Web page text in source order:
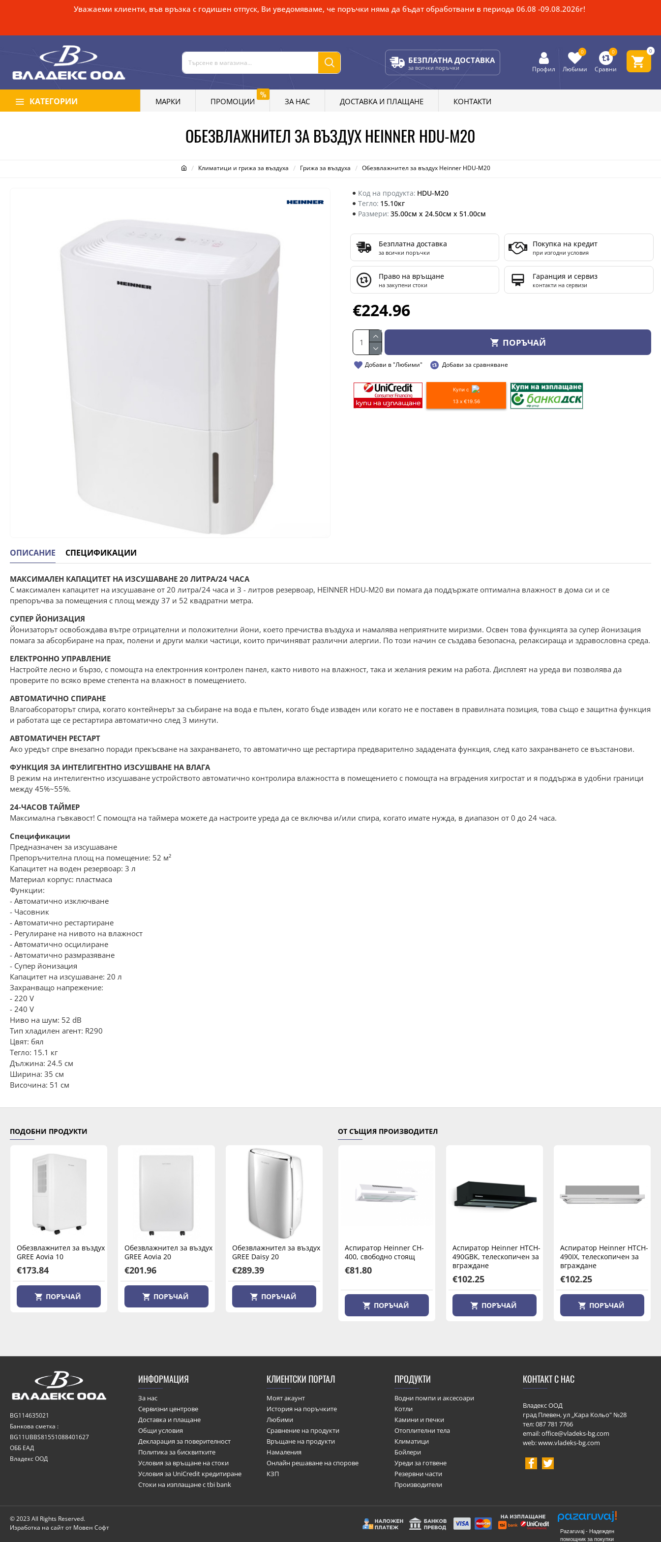
Уважаеми клиенти, във връзка с годишен отпуск, Ви уведомяваме, че поръчки няма да бъдат обработвани в периода 06.08 -09.08.2026г!
БЕЗПЛАТНА ДОСТАВКА
за всички поръчки Профил Любими
0
Сравни
0 0
КАТЕГОРИИ МАРКИ ПРОМОЦИИ
%
ЗА НАС ДОСТАВКА И ПЛАЩАНЕ КОНТАКТИ
Климатици и грижа за въздуха Грижа за въздуха Обезвлажнител за въздух Heinner HDU-M20
ОБЕЗВЛАЖНИТЕЛ ЗА ВЪЗДУХ HEINNER HDU-M20
Код на продукта: HDU-M20
Тегло: 15.10кг
Размери: 35.00см x 24.50см x 51.00см
€224.96
ПОРЪЧАЙ
Добави в "Любими" Добави за сравняване
Купи с
13 x €19.56
Безплатна доставка
за всички поръчки
Покупка на кредит
при изгодни условия
Право на връщане
на закупени стоки
Гаранция и сервиз
контакти на сервизи
ОПИСАНИЕ СПЕЦИФИКАЦИИ
МАКСИМАЛЕН КАПАЦИТЕТ НА ИЗСУШАВАНЕ 20 ЛИТРА/24 ЧАСА
С максимален капацитет на изсушаване от 20 литра/24 часа и 3 - литров резервоар, HEINNER HDU-M20 ви помага да поддържате оптимална влажност в дома си и се
препоръчва за помещения с площ между 37 и 52 квадратни метра.
СУПЕР ЙОНИЗАЦИЯ
Йонизаторът освобождава вътре отрицателни и положителни йони, което пречиства въздуха и намалява неприятните миризми. Освен това функцията за супер йонизация
помага за абсорбиране на прах, полени и други малки частици, които причиняват различни алергии. По този начин се създава безопасна, релаксираща и здравословна среда.
ЕЛЕКТРОННО УПРАВЛЕНИЕ
Настройте лесно и бързо, с помощта на електронния контролен панел, както нивото на влажност, така и желания режим на работа. Дисплеят на уреда ви позволява да
проверите по всяко време степента на влажност в помещението.
АВТОМАТИЧНО СПИРАНЕ
Влагоабсораторът спира, когато контейнерът за събиране на вода е пълен, когато бъде изваден или когато не е поставен в правилната позиция, това също е защитна функция
и работата ще се рестартира автоматично след 3 минути.
АВТОМАТИЧЕН РЕСТАРТ
Ако уредът спре внезапно поради прекъсване на захранването, то автоматично ще рестартира предварително зададената функция, след като захранването се възстанови.
ФУНКЦИЯ ЗА ИНТЕЛИГЕНТНО ИЗСУШВАНЕ НА ВЛАГА
В режим на интелигентно изсушаване устройството автоматично контролира влажността в помещението с помощта на вградения хигростат и я поддържа в удобни граници
между 45%~55%.
24-ЧАСОВ ТАЙМЕР
Максимална гъвкавост! С помощта на таймера можете да настроите уреда да се включва и/или спира, когато имате нужда, в диапазон от 0 до 24 часа.
Спецификации
Предназначен за изсушаване
Препоръчителна площ на помещение: 52 м²
Капацитет на воден резервоар: 3 л
Материал корпус: пластмаса
Функции:
- Автоматично изключване
- Часовник
- Автоматично рестартиране
- Регулиране на нивото на влажност
- Автоматично осцилиране
- Автоматично размразяване
- Супер йонизация
Капацитет на изсушаване: 20 л
Захранващо напрежение:
- 220 V
- 240 V
Ниво на шум: 52 dB
Тип хладилен агент: R290
Цвят: бял
Тегло: 15.1 кг
Дължина: 24.5 см
Ширина: 35 см
Височина: 51 см
ПОДОБНИ ПРОДУКТИ
Обезвлажнител за въздух
GREE Aovia 10
€173.84
ПОРЪЧАЙ
Обезвлажнител за въздух
GREE Aovia 20
€201.96
ПОРЪЧАЙ
Обезвлажнител за въздух
GREE Daisy 20
€289.39
ПОРЪЧАЙ
Обезвлажнител за въздух
GREE Daisy 40
€323.14
ПОРЪЧАЙ
Обезвлажнител за въздух
Heinner HDU-M10
€184.06
ПОРЪЧАЙ
ОТ СЪЩИЯ ПРОИЗВОДИТЕЛ
Аспиратор Heinner CH-
400, свободно стоящ
€81.80
ПОРЪЧАЙ
Аспиратор Heinner HTCH-
490GBK, телескопичен за
вграждане
€102.25
ПОРЪЧАЙ
Аспиратор Heinner HTCH-
490IX, телескопичен за
вграждане
€102.25
ПОРЪЧАЙ
BG114635021
Банкова сметка :
BG11UBBS81551088401627
ОББ ЕАД
Владекс ООД
ИНФОРМАЦИЯ
За нас
Сервизни центрове
Доставка и плащане
Общи условия
Декларация за поверителност
Политика за бисквитките
Условия за връщане на стоки
Условия за UniCredit кредитиране
Стоки на изплащане с tbi bank
КЛИЕНТСКИ ПОРТАЛ
Моят акаунт
История на поръчките
Любими
Сравнение на продукти
Връщане на продукти
Намаления
Онлайн решаване на спорове
КЗП
ПРОДУКТИ
Водни помпи и аксесоари
Котли
Камини и печки
Отоплителни тела
Климатици
Бойлери
Уреди за готвене
Резервни части
Производители
КОНТАКТ С НАС
Владекс ООД
град Плевен, ул „Кара Кольо" №28
тел:087 781 7766
email: office@vladeks-bg.com
web: www.vladeks-bg.com
© 2023 All Rights Reserved.
Изработка на сайт от Мовен Софт
Pazaruvaj - Надежден
помощник за покупки